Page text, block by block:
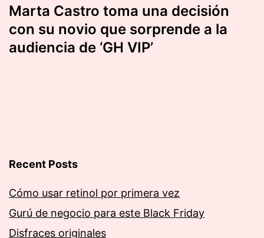
Marta Castro toma una decisión
con su novio que sorprende a la
audiencia de ‘GH VIP’
Recent Posts
Cómo usar retinol por primera vez
Gurú de negocio para este Black Friday
Disfraces originales